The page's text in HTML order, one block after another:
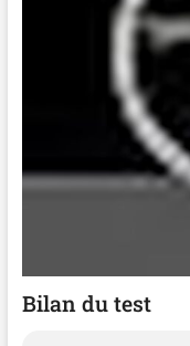
Bilan du test